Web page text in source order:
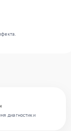
диагностики